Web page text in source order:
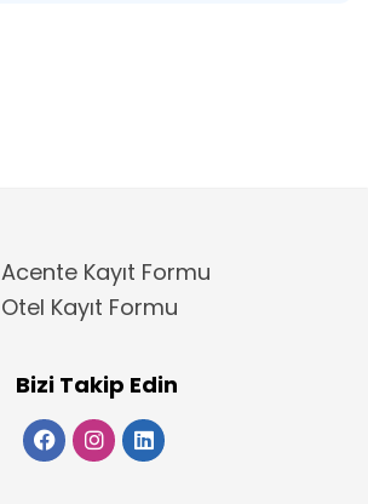
Acente Kayıt Formu
Otel Kayıt Formu
Bizi Takip Edin